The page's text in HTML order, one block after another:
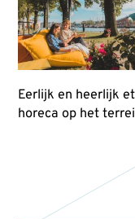
Eerlijk en heerlijk
horeca op het